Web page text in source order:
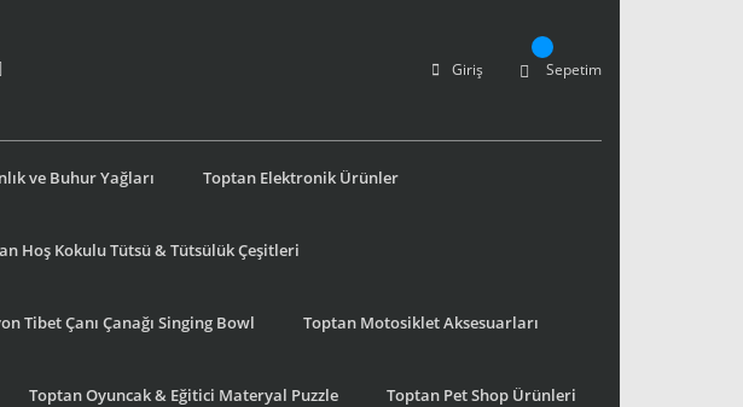
Giriş Sepetim
ve Buhur Yağları Toptan Elektronik Ürünler
Hoş Kokulu Tütsü & Tütsülük Çeşitleri
Tibet Çanı Çanağı Singing Bowl Toptan Motosiklet Aksesuarları
Toptan Oyuncak & Eğitici Materyal Puzzle Toptan Pet Shop Ürünleri